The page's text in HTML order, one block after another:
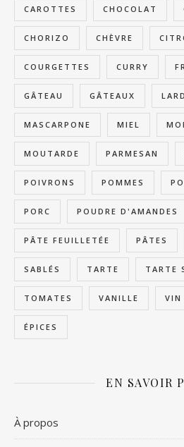
CAROTTES CHOCOLAT
CHORIZO CHÈVRE
COURGETTES CURRY
GÂTEAU GÂTEAUX
MASCARPONE MIEL
MOUTARDE PARMESAN
POIVRONS POMMES
PORC POUDRE D'AMANDES
PÂTE FEUILLETÉE PÂTES
SABLÉS TARTE TARTE
TOMATES VANILLE VIN
ÉPICES
EN SAVOIR
À propos